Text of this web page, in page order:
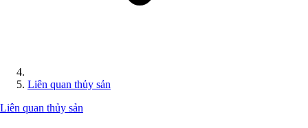
Liên quan thủy sản
Liên quan thủy sản